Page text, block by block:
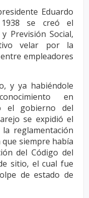
Eduardo
se creó el
Previsión Social,
velar por la
empleadores
y ya habiéndole
en
el gobierno del
se expidió el
reglamentación
siempre había
del Código del
sitio, el cual fue
de estado de